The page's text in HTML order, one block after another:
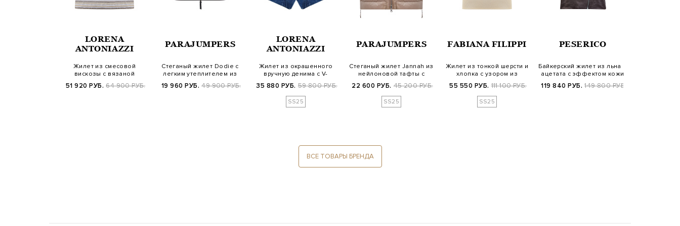
LORENA
ANTONIAZZI
Жилет из смесовой
вискозы с вязаной
51 920 РУБ. 64 900 РУБ.
PARAJUMPERS
Стеганый жилет Dodie с
легким утеплителем из
19 960 РУБ. 49 900 РУБ.
LORENA
ANTONIAZZI
Жилет из окрашенного
вручную денима с V-
35 880 РУБ. 59 800 РУБ.
SS25
PARAJUMPERS
Стеганый жилет Jannah из
нейлоновой тафты с
22 600 РУБ. 45 200 РУБ.
SS25
FABIANA FILIPPI
Жилет из тонкой шерсти и
хлопка с узором из
55 550 РУБ. 111 100 РУБ.
SS25
PESERICO
Байкерский жилет из льна и
ацетата с эффектом кожи
119 840 РУБ. 149 800 РУБ.
ВСЕ ТОВАРЫ БРЕНДА